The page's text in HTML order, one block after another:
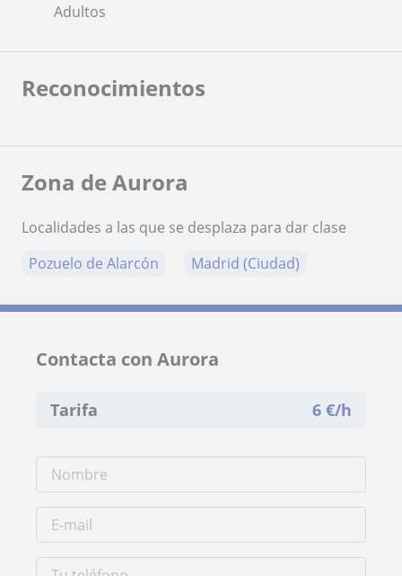
Adultos
Reconocimientos
Zona de Aurora
Localidades a las que se desplaza para dar clase
Pozuelo de Alarcón
Madrid (Ciudad)
Contacta con Aurora
Tarifa 6 €/h